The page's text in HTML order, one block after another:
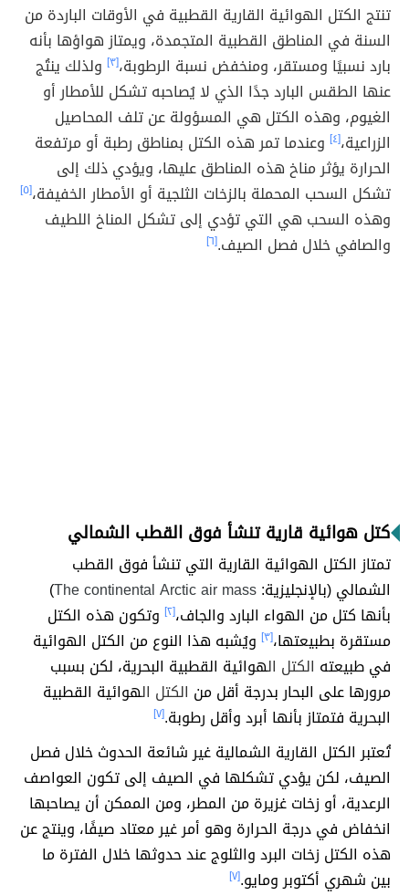
تنتج الكتل الهوائية القارية القطبية في الأوقات الباردة من
السنة في المناطق القطبية المتجمدة، ويمتاز هواؤها بأنه
بارد نسبيًا ومستقر، ومنخفض نسبة الرطوبة،[٣]
ولذلك ينتُج
عنها الطقس البارد جدًا الذي لا يُصاحبه تشكل للأمطار أو
الغيوم، وهذه الكتل هي المسؤولة عن تلف المحاصيل
الزراعية،[٤]
وعندما تمر هذه الكتل بمناطق رطبة أو مرتفعة
الحرارة يؤثر مناخ هذه المناطق عليها، ويؤدي ذلك إلى
تشكل السحب المحملة بالزخات الثلجية أو الأمطار الخفيفة،[٥]
وهذه السحب هي التي تؤدي إلى تشكل المناخ اللطيف
والصافي خلال فصل الصيف.[٦]
كتل هوائية قارية تنشأ فوق القطب الشمالي
تمتاز الكتل الهوائية القارية التي تنشأ فوق القطب
الشمالي (بالإنجليزية:The continental Arctic air mass
)
بأنها كتل من الهواء البارد والجاف،[٢]
وتكون هذه الكتل
مستقرة بطبيعتها،[٣]
ويُشبه هذا النوع من الكتل الهوائية
في طبيعته الكتل الهوائية القطبية البحرية، لكن بسبب
مرورها على البحار بدرجة أقل من الكتل الهوائية القطبية
البحرية فتمتاز بأنها أبرد وأقل رطوبة.[٧]
تُعتبر الكتل القارية الشمالية غير شائعة الحدوث خلال فصل
الصيف، لكن يؤدي تشكلها في الصيف إلى تكون العواصف
الرعدية، أو زخات غزيرة من المطر، ومن الممكن أن يصاحبها
انخفاض في درجة الحرارة وهو أمر غير معتاد صيفًا، وينتج عن
هذه الكتل زخات البرد والثلوج عند حدوثها خلال الفترة ما
بين شهري أكتوبر ومايو.[٧]